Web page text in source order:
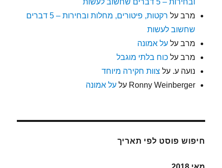
ובחירות – 5 דברים שחשוב לעשות
מרב על
רקטות, פיטורים, מחלות ובחירות – 5 דברים
שחשוב לעשות
מרב עלעל אמונה
מרב עלכוח בלתי מוגבל
נועה ע. על צוות חקירה מיוחד
Ronny Weinberger עלעל אמונה
חיפוש פוסט לפי תאריך